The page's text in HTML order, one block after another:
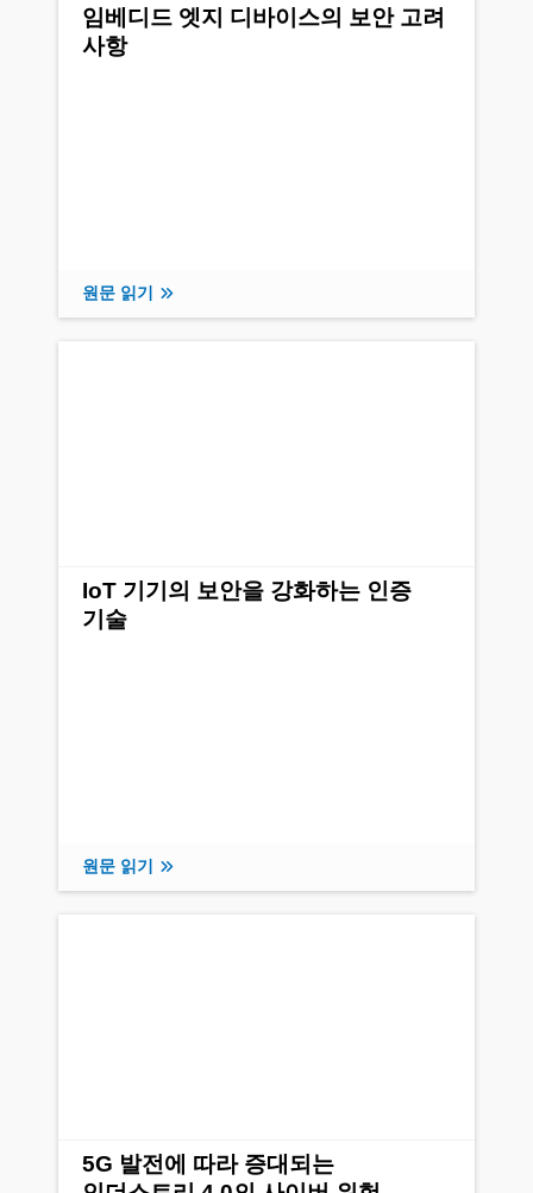
임베디드 엣지 디바이스의 보안 고려
사항
원문 읽기
IoT 기기의 보안을 강화하는 인증
기술
원문 읽기
5G 발전에 따라 증대되는